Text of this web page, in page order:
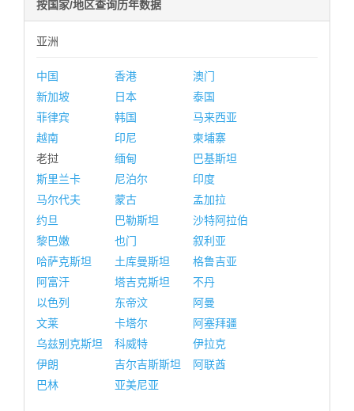
按国家/地区查询历年数据
亚洲
中国 香港
澳门
新加坡
日本
泰国
菲律宾
韩国
马来西亚
越南
印尼
柬埔寨
老挝
缅甸
巴基斯坦
斯里兰卡
尼泊尔
印度
马尔代夫
蒙古
孟加拉
约旦
巴勒斯坦
沙特阿拉伯
黎巴嫩
也门
叙利亚
哈萨克斯坦
土库曼斯坦
格鲁吉亚
阿富汗
塔吉克斯坦
不丹
以色列
东帝汶
阿曼
文莱
卡塔尔
阿塞拜疆
乌兹别克斯坦
科威特
伊拉克
伊朗
吉尔吉斯斯坦
阿联酋
巴林
亚美尼亚